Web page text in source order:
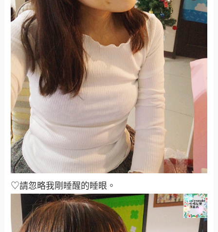
♡請忽略我剛睡醒的睡眼。